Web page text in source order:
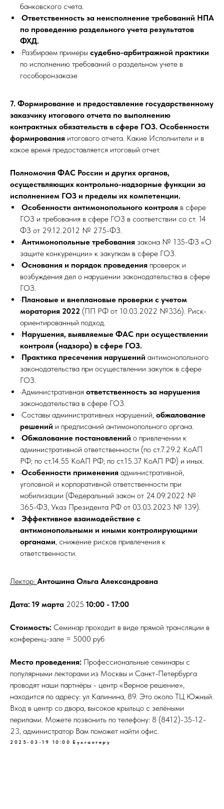
банковского счета.
·Ответственность за неисполнение требований НПА
по проведению раздельного учета результатов
ФХД.
·Разбираем примеры судебно-арбитражной практики
по исполнению требований о раздельном учете в
гособоронзаказе
7. Формирование и предоставление государственному
заказчику итогового отчета по выполнению
контрактных обязательств в сфере ГОЗ. Особенности
формирования итогового отчета. Какие Исполнители и в
какое время предоставляется итоговый отчет.
Полномочия ФАС России и других органов,
осуществляющих контрольно-надзорные функции за
исполнением ГОЗ и пределы их компетенции.
·Особенности антимонопольного контроля в сфере
ГОЗ и требования в сфере ГОЗ в соответствии со ст. 14
ФЗ от 29.12.2012 № 275-ФЗ.
·Антимонопольные требования закона № 135-ФЗ «О
защите конкуренции» к закупкам в сфере ГОЗ.
·Основания и порядок проведения проверок и
возбуждения дел о нарушении законодательства в сфере
ГОЗ.
·Плановые и внеплановые проверки с учетом
моратория 2022 (ПП РФ от 10.03.2022 №336). Риск-
ориентированный подход.
·Нарушения, выявляемые ФАС при осуществлении
контроля (надзора) в сфере ГОЗ.
·Практика пресечения нарушений антимонопольного
законодательства при осуществлении закупок в сфере
ГОЗ.
·Административная ответственность за нарушения
законодательства в сфере ГОЗ.
·Составы административных нарушений, обжалование
решений и предписаний антимонопольного органа.
·Обжалование постановлений о привлечении к
административной ответственности (по ст.7.29.2 КоАП
РФ; по ст.14.55 КоАП РФ; по ст.15.37 КоАП РФ) и иных.
·Особенности применения административной,
уголовной и корпоративной ответственности при
мобилизации (Федеральный закон от 24.09.2022 №
365-ФЗ, Указ Президента РФ от 03.03.2023 № 139).
·Эффективное взаимодействие с
антимонопольными и иными контролирующими
органами, снижение рисков привлечения к
ответственности.
Лектор: Антошина Ольга Александровна
Дата: 19 марта 2025 10:00 - 17:00
Стоимость: Семинар проходит в виде прямой трансляции в
конференц-зале = 5000 руб
Место проведения: Профессиональные семинары с
популярными лекторами из Москвы и Санкт-Петербурга
проводят наши партнёры - центр «Верное решение»,
находится по адресу: ул Калинина, 89. Это около ТЦ Южный.
Вход в центр со двора, высокое крыльцо с зелёными
перилами. Можете позвонить по телефону: 8 (8412)-35-12-
23, администратор Вам поможет найти офис.
2025-03-19 10:00 Бухгалтеру